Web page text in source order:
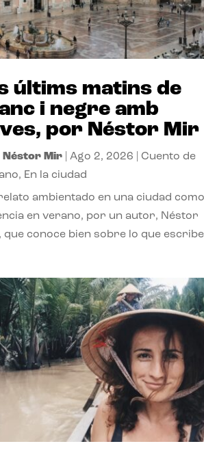
últims matins de
i negre amb
por Néstor Mir
Néstor Mir| Ago 2, 2026
Cuento de
, En la ciudad
ambientado en una ciudad como
en verano, por un autor, Néstor
que conoce bien sobre lo que